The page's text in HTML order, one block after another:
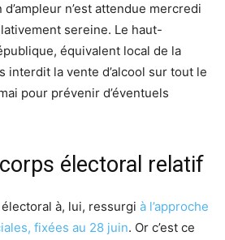
n’est attendue mercredi
sereine. Le haut-
équivalent local de la
interdit la vente d’alcool sur tout le
pour prévenir d’éventuels
électoral relatif
à, lui, ressurgi à l’approche
fixées au 28 juin. Or c’est ce